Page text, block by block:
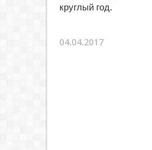
круглый год.
04.04.2017